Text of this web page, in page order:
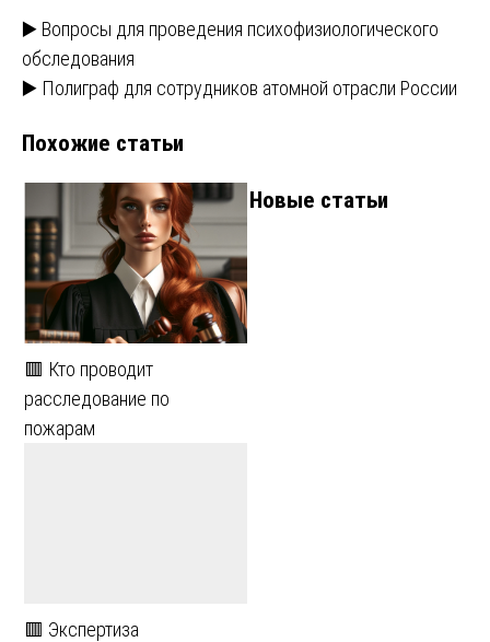
Навигация
по
▶️ Вопросы для проведения психофизиологического
обследования
▶️ Полиграф для сотрудников атомной отрасли России
Похожие статьи
🟥 Кто проводит
расследование по
пожарам
🟥 Экспертиза
Новые статьи